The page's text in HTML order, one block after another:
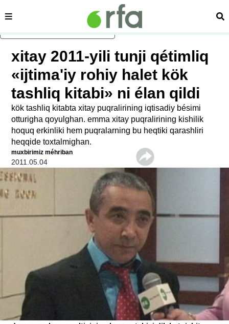
asasliq mezmungha atlang
sehipe
xitay 2011-yili tunji qétimliq
«ijtima'iy rohiy halet kök
tashliq kitabi» ni élan qildi
kök tashliq kitabta xitay puqralirining iqtisadiy bésimi
otturigha qoyulghan. emma xitay puqralirining kishilik
hoquq erkinliki hem puqralarning bu heqtiki qarashliri
heqqide toxtalmighan.
muxbirimiz méhriban
2011.05.04